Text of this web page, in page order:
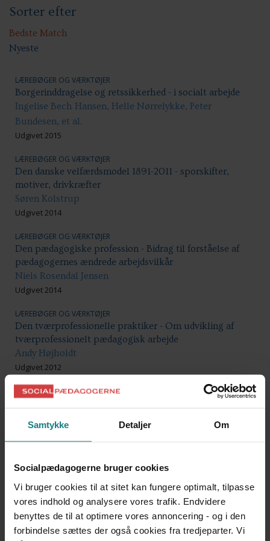
Samtykke Detaljer Om
Socialpædagogerne bruger cookies
Vi bruger cookies til at sitet kan fungere optimalt, tilpasse
vores indhold og analysere vores trafik. Endvidere
benyttes de til at optimere vores annoncering - og i den
forbindelse sættes der også cookies fra tredjeparter. Vi
Sorter efter
Bedste Match
Nyeste
LÆREBØGER OG VÆRKTØJER
Borgerinddragelse og retssikkerhed - i socialt arbejde
Ingelise Bech Hansen, Helle Nørrelykke, Peter
Bundesen, et al.
Udgivet 2015
LÆREBØGER OG VÆRKTØJER
Den danske velfærdsmodel 1891-2011 - sporskifter,
motiver, drivkræfter
Søren Kolstrup
Udgivet 2014
LÆREBØGER OG VÆRKTØJER
Den pædagogiske profession - Bidrag til forståelse af
pædagogernes ændrede arbejdsvilkår
Niels Rosendal Jensen
Udgivet 2014
LÆREBØGER OG VÆRKTØJER
Den tværprofessionelle praktiker - Om udvikling af
tværprofessionelt pædagogisk arbejde
Andy Højholdt
Udgivet 2012
LÆREBØGER OG VÆRKTØJER
Udgivet 2015
Forvaltning og stat
Peter Bogason
Udgivet 2013
LÆREBØGER OG VÆRKTØJER
Fremfærd